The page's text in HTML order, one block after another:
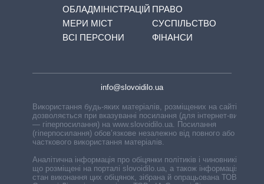
ОБЛАДМІНІСТРАЦІЙ
МЕРИ МІСТ
ВСІ ПЕРСОНИ
ПРАВО
СУСПІЛЬСТВО
ФІНАНСИ
info@slovoidilo.ua
Використання будь-яких матеріалів, розміщених на сайті,
дозволяється при вказуванні посилання (для інтернет-видань
— гіперпосилання) на www.slovoidilo.ua. Посилання
(гіперпосилання) обов’язкове незалежно від повного або
часткового використання матеріалів.
Аналітична інформація про обіцянки політиків і чиновників,
що розміщені на порталі slovoidilo.ua, а також інформація про
стан виконання цих обіцянок, зібрана й опрацьована ТОВ «ІА